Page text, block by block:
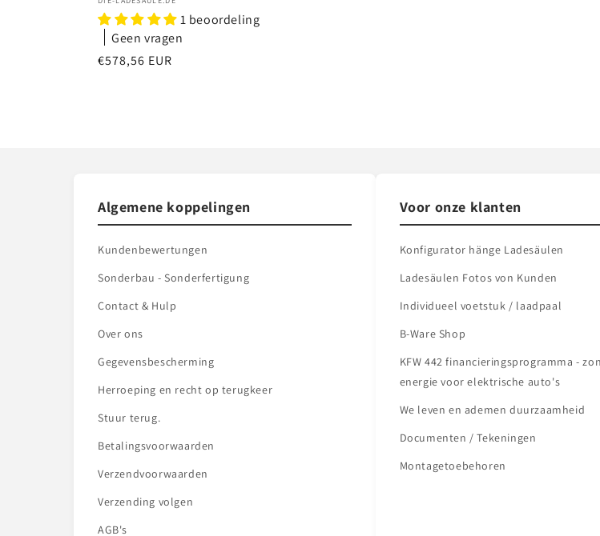
1 beoordeling
Geen vragen
Normale
€578,56 EUR
Algemene koppelingen
Kundenbewertungen
Sonderbau - Sonderfertigung
Contact & Hulp
Over ons
Gegevensbescherming
Herroeping en recht op terugkeer
Stuur terug.
Betalingsvoorwaarden
Verzendvoorwaarden
Verzending volgen
AGB's
Voor onze klanten
Konfigurator hänge Ladesäulen
Ladesäulen Fotos von Kunden
Individueel voetstuk / laadpaal
B-Ware Shop
KFW 442 financieringsprogramma -
energie voor elektrische auto's
We leven en ademen duurzaamheid
Documenten / Tekeningen
Montagetoebehoren